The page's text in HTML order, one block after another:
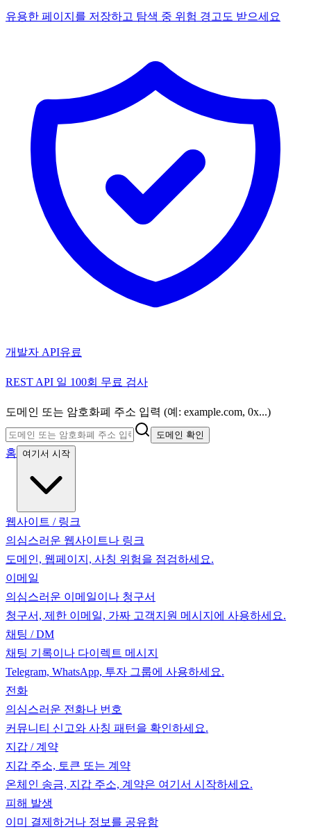
유용한 페이지를 저장하고 탐색 중 위험 경고도 받으세요
개발자 API유료
REST API 일 100회 무료 검사
도메인 또는 암호화폐 주소 입력 (예: example.com, 0x...)
도메인 확인
홈 여기서 시작
웹사이트 / 링크
의심스러운 웹사이트나 링크
도메인, 웹페이지, 사칭 위험을 점검하세요.
이메일
의심스러운 이메일이나 청구서
청구서, 제한 이메일, 가짜 고객지원 메시지에 사용하세요.
채팅 / DM
채팅 기록이나 다이렉트 메시지
Telegram, WhatsApp, 투자 그룹에 사용하세요.
전화
의심스러운 전화나 번호
커뮤니티 신고와 사칭 패턴을 확인하세요.
지갑 / 계약
지갑 주소, 토큰 또는 계약
온체인 송금, 지갑 주소, 계약은 여기서 시작하세요.
피해 발생
이미 결제하거나 정보를 공유함